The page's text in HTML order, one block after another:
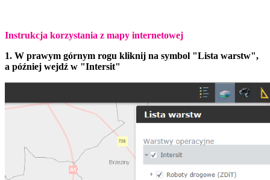
Instrukcja korzystania z mapy internetowej
1. W prawym górnym rogu kliknij na symbol "Lista warstw",
a później wejdź w "Intersit"